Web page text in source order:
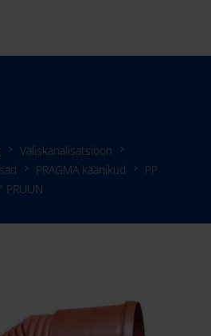
Väliskanalisatsioon
PRAGMA käänikud
PP
PRUUN